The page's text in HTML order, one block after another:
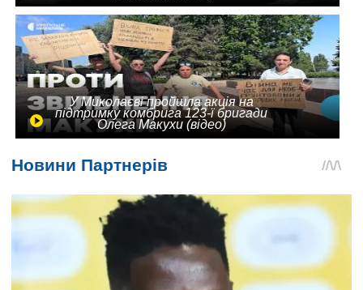
У Миколаєві пройшла акція на
підтримку комбрига 123-ї бригади
Олега Макухи (відео)